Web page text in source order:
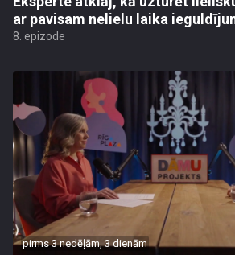
ar pavisam nelielu laika
8. epizode
pirms 3 nedēļām, 3 dienām